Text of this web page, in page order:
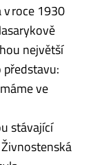
roce 1930
největší
představu:
ve
stávající